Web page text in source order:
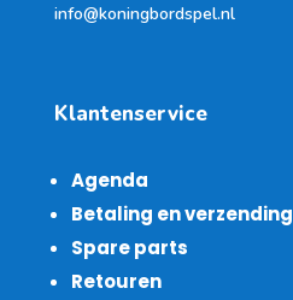
info@koningbordspel.nl
Klantenservice
Agenda
Betaling en verzending
Spare parts
Retouren